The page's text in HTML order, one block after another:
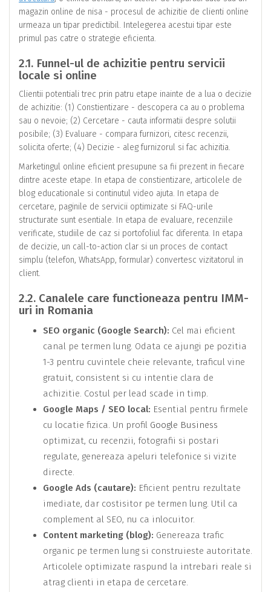
magazin online de nisa - procesul de achizitie de clienti online
urmeaza un tipar predictibil. Intelegerea acestui tipar este
primul pas catre o strategie eficienta.
2.1. Funnel-ul de achizitie pentru servicii
locale si online
Clientii potentiali trec prin patru etape inainte de a lua o decizie
de achizitie: (1) Constientizare - descopera ca au o problema
sau o nevoie; (2) Cercetare - cauta informatii despre solutii
posibile; (3) Evaluare - compara furnizori, citesc recenzii,
solicita oferte; (4) Decizie - aleg furnizorul si fac achizitia.
Marketingul online eficient presupune sa fii prezent in fiecare
dintre aceste etape. In etapa de constientizare, articolele de
blog educationale si continutul video ajuta. In etapa de
cercetare, paginile de servicii optimizate si FAQ-urile
structurate sunt esentiale. In etapa de evaluare, recenziile
verificate, studiile de caz si portofoliul fac diferenta. In etapa
de decizie, un call-to-action clar si un proces de contact
simplu (telefon, WhatsApp, formular) convertesc vizitatorul in
client.
2.2. Canalele care functioneaza pentru IMM-
uri in Romania
SEO organic (Google Search): Cel mai eficient
canal pe termen lung. Odata ce ajungi pe pozitia
1-3 pentru cuvintele cheie relevante, traficul vine
gratuit, consistent si cu intentie clara de
achizitie. Costul per lead scade in timp.
Google Maps / SEO local: Esential pentru firmele
cu locatie fizica. Un profil Google Business
optimizat, cu recenzii, fotografii si postari
regulate, genereaza apeluri telefonice si vizite
directe.
Google Ads (cautare): Eficient pentru rezultate
imediate, dar costisitor pe termen lung. Util ca
complement al SEO, nu ca inlocuitor.
Content marketing (blog): Genereaza trafic
organic pe termen lung si construieste autoritate.
Articolele optimizate raspund la intrebari reale si
atrag clienti in etapa de cercetare.